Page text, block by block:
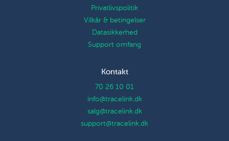
Privatlivspolitik
Vilkår & betingelser
Datasikkerhed
Support omfang
Kontakt
70 26 10 01
info@tracelink.dk
salg@tracelink.dk
support@tracelink.dk